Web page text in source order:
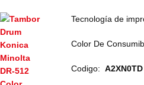
Tecnología de
Color De
Codigo: A2XN0TD